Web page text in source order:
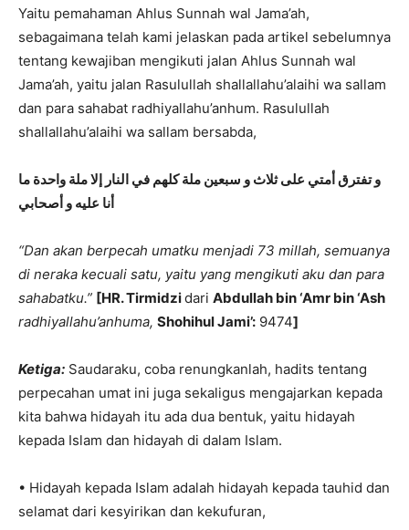
Yaitu pemahaman Ahlus Sunnah wal Jama’ah,
sebagaimana telah kami jelaskan pada artikel sebelumnya
tentang kewajiban mengikuti jalan Ahlus Sunnah wal
Jama’ah, yaitu jalan Rasulullah shallallahu’alaihi wa sallam
dan para sahabat radhiyallahu’anhum. Rasulullah
shallallahu’alaihi wa sallam bersabda,
و تفترق أمتي على ثلاث و سبعين ملة كلهم في النار إلا ملة واحدة ما
أنا عليه و أصحابي
“Dan akan berpecah umatku menjadi 73 millah, semuanya
di neraka kecuali satu, yaitu yang mengikuti aku dan para
sahabatku.” [HR. Tirmidzidari Abdullah bin ‘Amr bin ‘Ash
radhiyallahu’anhuma, Shohihul Jami’: 9474]
Ketiga: Saudaraku, coba renungkanlah, hadits tentang
perpecahan umat ini juga sekaligus mengajarkan kepada
kita bahwa hidayah itu ada dua bentuk, yaitu hidayah
kepada Islam dan hidayah di dalam Islam.
• Hidayah kepada Islam adalah hidayah kepada tauhid dan
selamat dari kesyirikan dan kekufuran,